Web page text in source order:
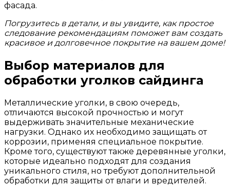
фасада.
Погрузитесь в детали, и вы увидите, как простое
следование рекомендациям поможет вам создать
красивое и долговечное покрытие на вашем доме!
Выбор материалов для
обработки уголков сайдинга
Металлические уголки, в свою очередь,
отличаются высокой прочностью и могут
выдерживать значительные механические
нагрузки. Однако их необходимо защищать от
коррозии, применяя специальное покрытие.
Кроме того, существуют также деревянные уголки,
которые идеально подходят для создания
уникального стиля, но требуют дополнительной
обработки для защиты от влаги и вредителей.